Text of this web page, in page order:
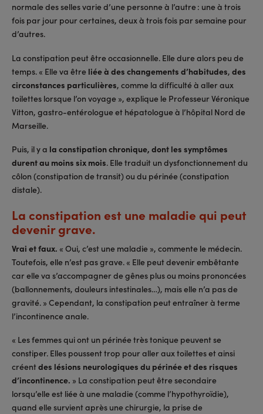
normale des selles varie d’une personne à l’autre : une à trois
fois par jour pour certaines, deux à trois fois par semaine pour
d’autres.
La constipation peut être occasionnelle. Elle dure alors peu de
temps. « Elle va être liée à des changements d’habitudes, des
circonstances particulières, comme la difficulté à aller aux
toilettes lorsque l’on voyage », explique le Professeur Véronique
Vitton, gastro-entérologue et hépatologue à l’hôpital Nord de
Marseille.
Puis, il y a la constipation chronique, dont les symptômes
durent au moins six mois. Elle traduit un dysfonctionnement du
côlon (constipation de transit) ou du périnée (constipation
distale).
La constipation est une maladie qui peut
devenir grave.
Vrai et faux. « Oui, c’est une maladie », commente le médecin.
Toutefois, elle n’est pas grave. « Elle peut devenir embêtante
car elle va s’accompagner de gênes plus ou moins prononcées
(ballonnements, douleurs intestinales…), mais elle n’a pas de
gravité. » Cependant, la constipation peut entraîner à terme
l’incontinence anale.
« Les femmes qui ont un périnée très tonique peuvent se
constiper. Elles poussent trop pour aller aux toilettes et ainsi
créentdes lésions neurologiques du périnée et des risques
d’incontinence. » La constipation peut être secondaire
lorsqu’elle est liée à une maladie (comme l’hypothyroïdie),
quand elle survient après une chirurgie, la prise de